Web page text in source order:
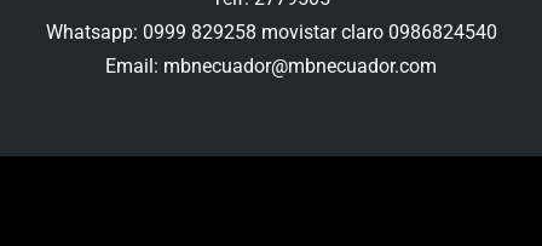
Whatsapp: 0999 829258 movistar claro 0986824540
Email: mbnecuador@mbnecuador.com